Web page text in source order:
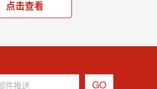
点击查看